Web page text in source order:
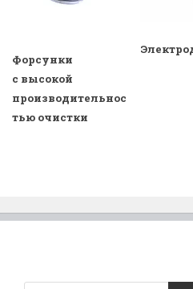
Форсунки
с высокой
производительнос
тью очистки